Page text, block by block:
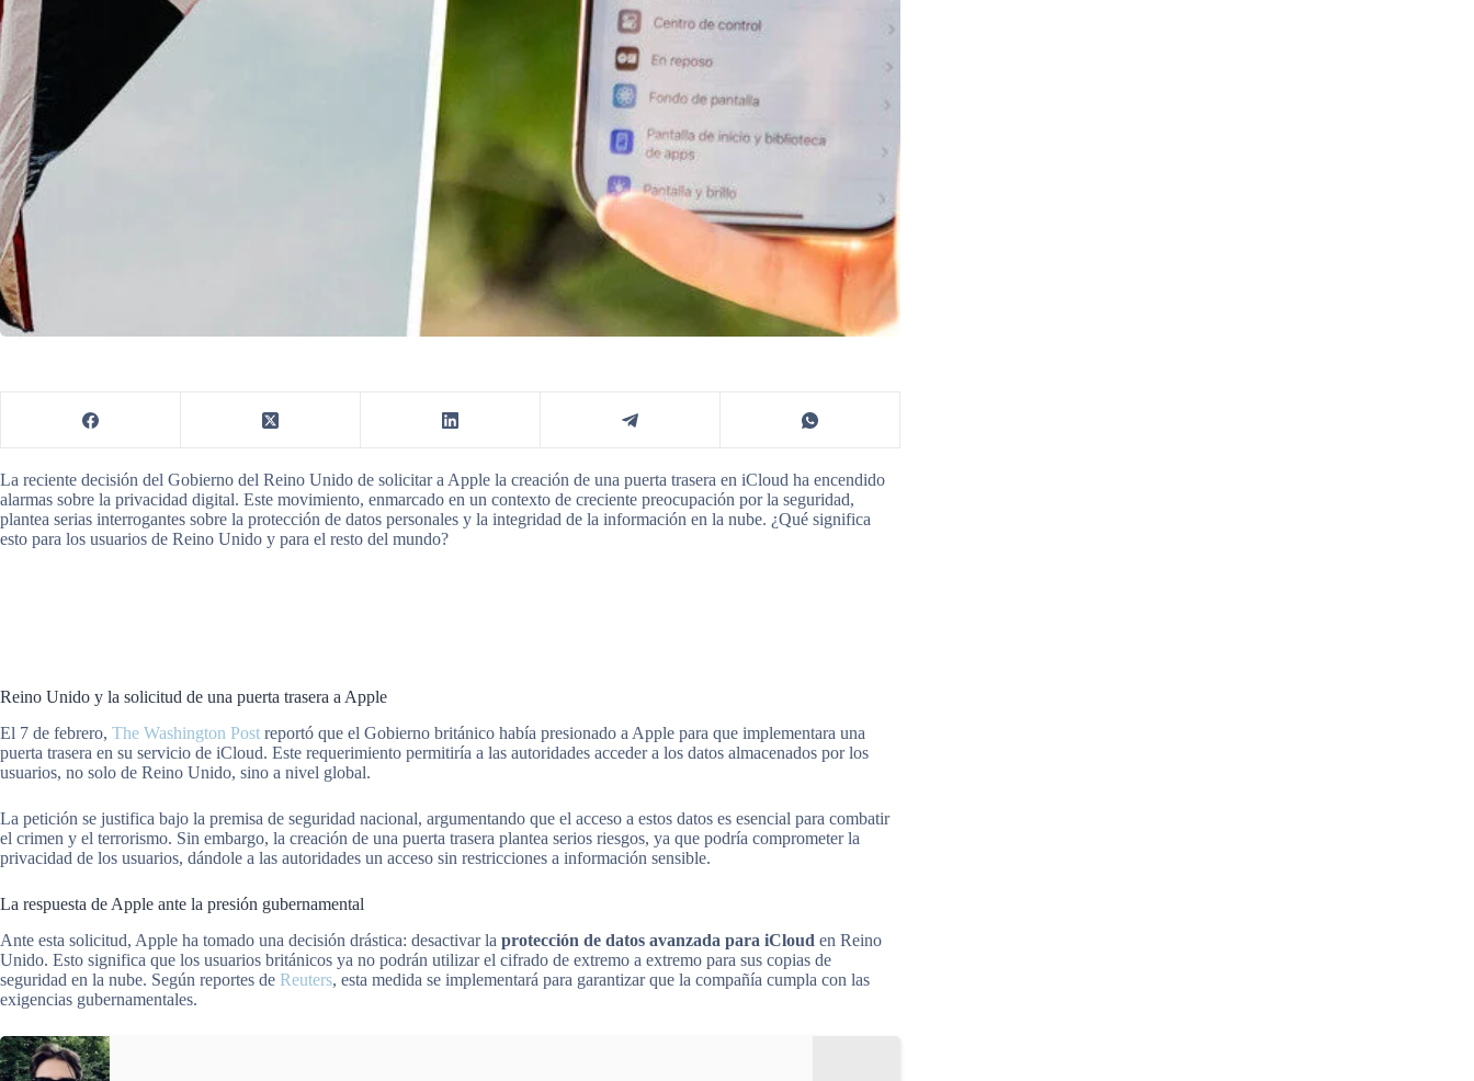
La reciente decisión del Gobierno del Reino Unido de solicitar a Apple la creación de una puerta trasera en iCloud ha encendido
alarmas sobre la privacidad digital. Este movimiento, enmarcado en un contexto de creciente preocupación por la seguridad,
plantea serias interrogantes sobre la protección de datos personales y la integridad de la información en la nube. ¿Qué significa
esto para los usuarios de Reino Unido y para el resto del mundo?
Reino Unido y la solicitud de una puerta trasera a Apple
El 7 de febrero, The Washington Post reportó que el Gobierno británico había presionado a Apple para que implementara una
puerta trasera en su servicio de iCloud. Este requerimiento permitiría a las autoridades acceder a los datos almacenados por los
usuarios, no solo de Reino Unido, sino a nivel global.
La petición se justifica bajo la premisa de seguridad nacional, argumentando que el acceso a estos datos es esencial para combatir
el crimen y el terrorismo. Sin embargo, la creación de una puerta trasera plantea serios riesgos, ya que podría comprometer la
privacidad de los usuarios, dándole a las autoridades un acceso sin restricciones a información sensible.
La respuesta de Apple ante la presión gubernamental
Ante esta solicitud, Apple ha tomado una decisión drástica: desactivar la protección de datos avanzada para iCloud en Reino
Unido. Esto significa que los usuarios británicos ya no podrán utilizar el cifrado de extremo a extremo para sus copias de
seguridad en la nube. Según reportes de Reuters, esta medida se implementará para garantizar que la compañía cumpla con las
exigencias gubernamentales.